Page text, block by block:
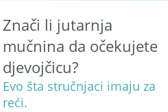
Znači li jutarnja
mučnina da očekujete
djevojčicu?
Evo šta stručnjaci imaju za
reći.